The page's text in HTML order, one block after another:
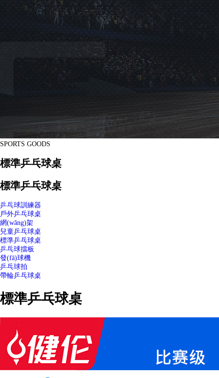
SPORTS GOODS
標準乒乓球桌
標準乒乓球桌
乒乓球訓練器
戶外乒乓球桌
網(wǎng)架
兒童乒乓球桌
標準乒乓球桌
乒乓球擋板
發(fā)球機
乒乓球拍
帶輪乒乓球桌
標準乒乓球桌